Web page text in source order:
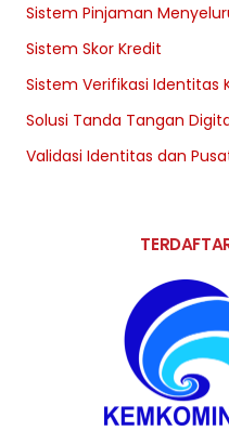
Sistem Pinjaman
Sistem Skor Kredit
Sistem Verifikasi Identitas
Solusi Tanda Tangan
Validasi Identitas dan